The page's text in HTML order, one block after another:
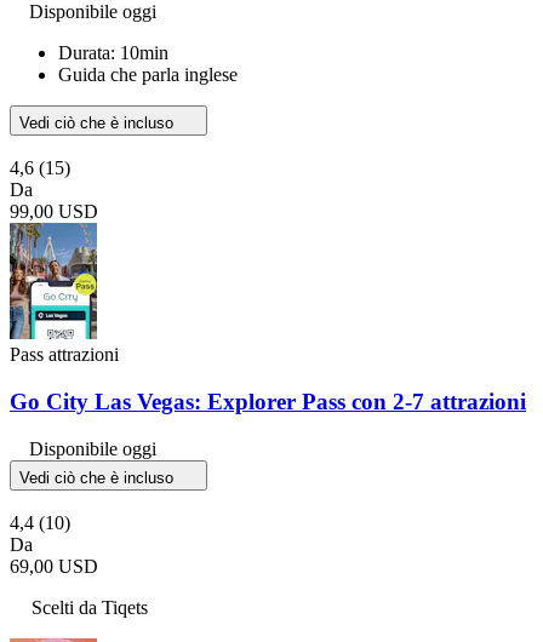
Disponibile oggi
Durata: 10min
Guida che parla inglese
Vedi ciò che è incluso
4,6 (15)
Da
99,00 USD
Pass attrazioni
Go City Las Vegas: Explorer Pass con 2-7 attrazioni
Disponibile oggi
Vedi ciò che è incluso
4,4 (10)
Da
69,00 USD
Scelti da Tiqets